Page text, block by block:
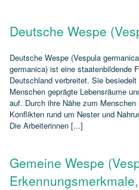
Deutsche Wespe
Deutsche Wespe (Vespula
germanica) ist eine staatenbildende
Deutschland verbreitet. Sie
Menschen geprägte Lebensräume
auf. Durch ihre Nähe zum
Konflikten rund um Nester und
Die Arbeiterinnen [...]
Gemeine Wespe